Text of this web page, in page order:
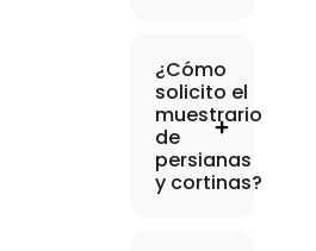
¿Cómo
solicito el
muestrario
de
persianas
y cortinas?